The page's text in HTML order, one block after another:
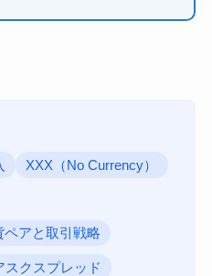
XXX（No Currency）
ペアと取引戦略
スクスプレッド